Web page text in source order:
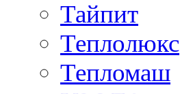
Тайпит
Теплолюкс
Тепломаш